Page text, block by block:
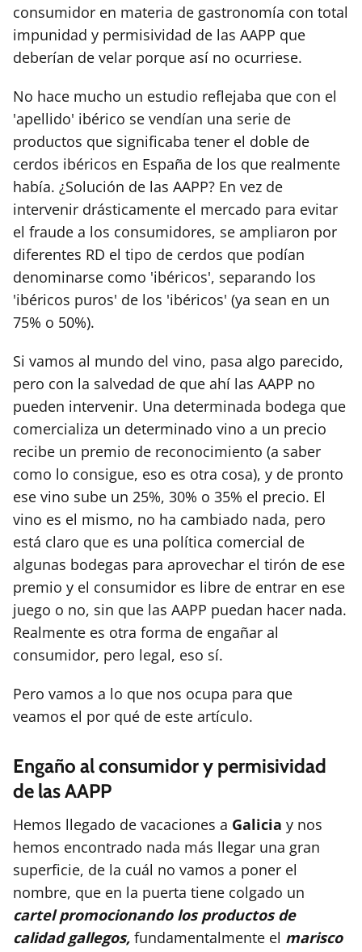
consumidor en materia de gastronomía con total
impunidad y permisividad de las AAPP que
deberían de velar porque así no ocurriese.
No hace mucho un estudio reflejaba que con el
'apellido' ibérico se vendían una serie de
productos que significaba tener el doble de
cerdos ibéricos en España de los que realmente
había. ¿Solución de las AAPP? En vez de
intervenir drásticamente el mercado para evitar
el fraude a los consumidores, se ampliaron por
diferentes RD el tipo de cerdos que podían
denominarse como 'ibéricos', separando los
'ibéricos puros' de los 'ibéricos' (ya sean en un
75% o 50%).
Si vamos al mundo del vino, pasa algo parecido,
pero con la salvedad de que ahí las AAPP no
pueden intervenir. Una determinada bodega que
comercializa un determinado vino a un precio
recibe un premio de reconocimiento (a saber
como lo consigue, eso es otra cosa), y de pronto
ese vino sube un 25%, 30% o 35% el precio. El
vino es el mismo, no ha cambiado nada, pero
está claro que es una política comercial de
algunas bodegas para aprovechar el tirón de ese
premio y el consumidor es libre de entrar en ese
juego o no, sin que las AAPP puedan hacer nada.
Realmente es otra forma de engañar al
consumidor, pero legal, eso sí.
Pero vamos a lo que nos ocupa para que
veamos el por qué de este artículo.
Engaño al consumidor y permisividad
de las AAPP
Hemos llegado de vacaciones a Galicia y nos
hemos encontrado nada más llegar una gran
superficie, de la cuál no vamos a poner el
nombre, que en la puerta tiene colgado un
cartel promocionando los productos de
calidad gallegos, fundamentalmente el marisco